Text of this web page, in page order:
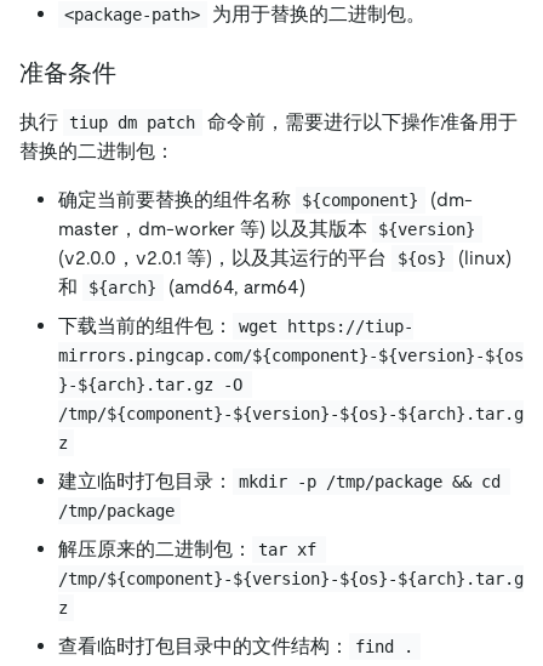
<package-path> 为用于替换的二进制包。
准备条件
执行 tiup dm patch
命令前，需要进行以下操作准备用于
替换的二进制包：
确定当前要替换的组件名称 ${component}
(dm-
master，dm-worker 等) 以及其版本
${version}
(v2.0.0，v2.0.1 等)，以及其运行的平台 ${os}
(linux)
和
${arch}
(amd64, arm64)
下载当前的组件包：
wget https://tiup-
mirrors.pingcap.com/${component}-${version}-${os
}-${arch}.tar.gz -O
/tmp/${component}-${version}-${os}-${arch}.tar.g
z
建立临时打包目录：
mkdir -p /tmp/package && cd
/tmp/package
解压原来的二进制包：
tar xf
/tmp/${component}-${version}-${os}-${arch}.tar.g
z
查看临时打包目录中的文件结构： find .